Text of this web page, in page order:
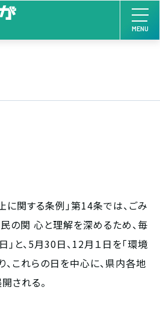
MENU
に関する条例」第14条では、ごみ
の関 心と理解を深めるため、毎
と、5月30日、12月１日を「環境
、これらの日を中心に、県内各地
される。